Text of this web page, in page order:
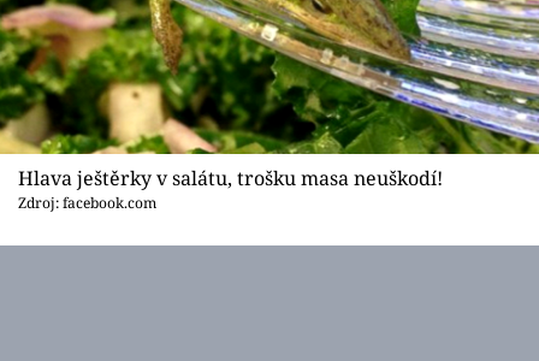
Hlava ještěrky v salátu, trošku masa neuškodí!
Zdroj: facebook.com